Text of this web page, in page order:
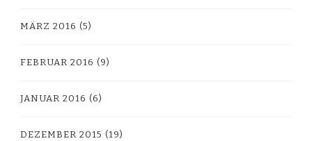
MÄRZ 2016 (5)
FEBRUAR 2016 (9)
JANUAR 2016 (6)
DEZEMBER 2015 (19)